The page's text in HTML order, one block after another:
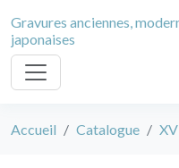
Gravures anciennes,
japonaises
Accueil Catalogue